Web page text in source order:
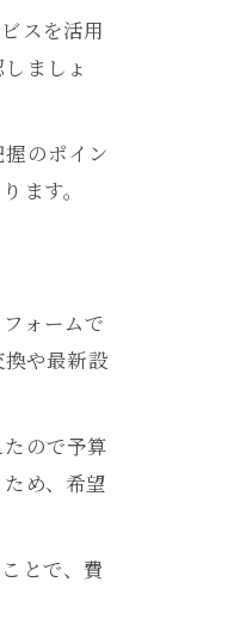
スを活用
ましょ
のポイン
ます。
ォームで
や最新設
ので予算
め、希望
とで、費